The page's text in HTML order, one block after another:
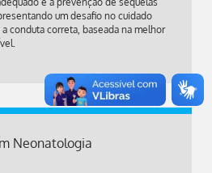
um desafio no cuidado
conduta correta, baseada na melhor
Neonatologia